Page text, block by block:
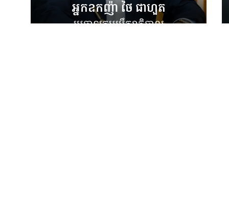
អ្នកឧកញ៉ា ថៃ ជាហួត
ប្រធានក្រុមប្រឹក្សាភិបាល